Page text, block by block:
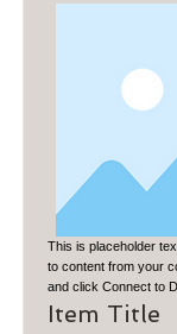
This is placeholder
to content from your
and click Connect to
Item Title